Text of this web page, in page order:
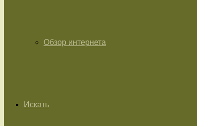
Обзор интернета
Искать